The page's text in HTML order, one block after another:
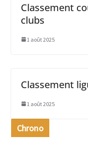
Classement
clubs
1 août 2025
Classement
1 août 2025
Chrono